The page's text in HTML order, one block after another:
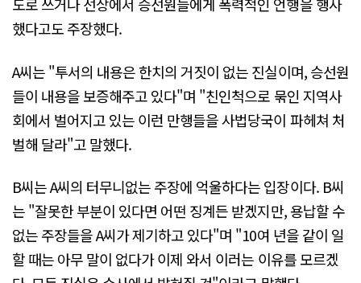
도로 쓰거나 선상에서 승선원들에게 폭력적인 언행을 행사
했다고도 주장했다.
A씨는 "투서의 내용은 한치의 거짓이 없는 진실이며, 승선원
들이 내용을 보증해주고 있다"며 "친인척으로 묶인 지역사
회에서 벌어지고 있는 이런 만행들을 사법당국이 파헤쳐 처
벌해 달라"고 말했다.
B씨는 A씨의 터무니없는 주장에 억울하다는 입장이다. B씨
는 "잘못한 부분이 있다면 어떤 징계든 받겠지만, 용납할 수
없는 주장들을 A씨가 제기하고 있다"며 "10여 년을 같이 일
할 때는 아무 말이 없다가 이제 와서 이러는 이유를 모르겠